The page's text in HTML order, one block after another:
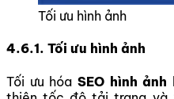
Tối ưu hình ảnh
4.6.1. Tối ưu hình ảnh
Tối ưu hóa SEO hình ảnh